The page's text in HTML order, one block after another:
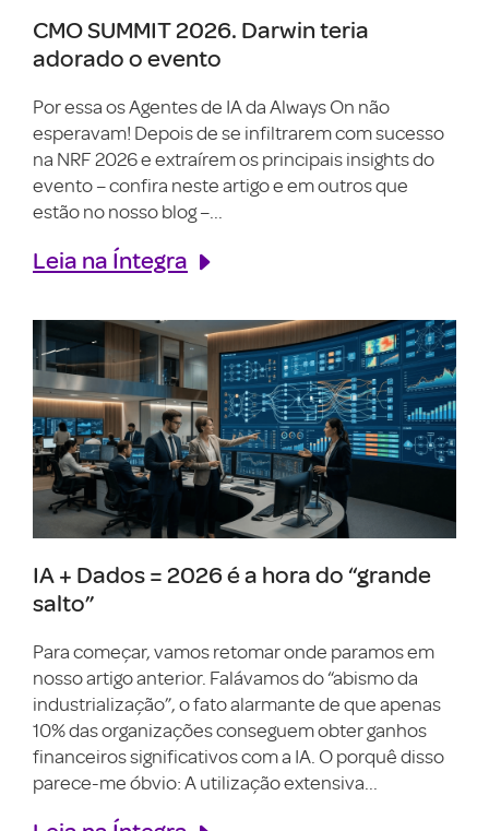
CMO SUMMIT 2026. Darwin teria
adorado o evento
Por essa os Agentes de IA da Always On não
esperavam! Depois de se infiltrarem com sucesso
na NRF 2026 e extraírem os principais insights do
evento – confira neste artigo e em outros que
estão no nosso blog –...
Leia na Íntegra
IA + Dados = 2026 é a hora do “grande
salto”
Para começar, vamos retomar onde paramos em
nosso artigo anterior. Falávamos do “abismo da
industrialização”, o fato alarmante de que apenas
10% das organizações conseguem obter ganhos
financeiros significativos com a IA. O porquê disso
parece-me óbvio: A utilização extensiva...